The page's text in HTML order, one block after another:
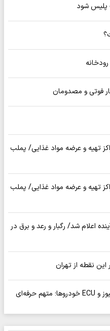
پلیس شود
فوتی و مصدومان
تهیه و عرضه مواد غذایی/ پملب
تهیه و عرضه مواد غذایی/ پملب
اعلام شد/ رگبار و رعد و برق در
نقطه از تهران
پایان جولان سارق وایرال‌شده جعبه‌فیوز و ECU خودروها؛ متهم حرفه‌ای